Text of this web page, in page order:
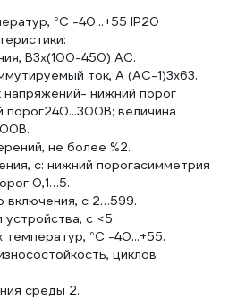
°С -40...+55 IР20
В3x(100-450) AC.
ток, А (AC-1)3x63.
напряжений- нижний порог
порог240...300В; величина
не более %2.
с: нижний порогасимметрия
0,1…5.
включения, с 2…599.
с <5.
температур, °С -40...+55.
циклов
среды 2.